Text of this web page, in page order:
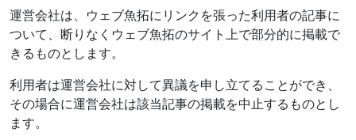
運営会社は、ウェブ魚拓にリンクを張った利用者の記事に
ついて、断りなくウェブ魚拓のサイト上で部分的に掲載で
きるものとします。
利用者は運営会社に対して異議を申し立てることができ、
その場合に運営会社は該当記事の掲載を中止するものとし
ます。